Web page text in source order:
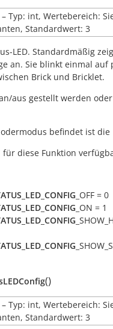
– Typ: int, Wertebereich:
Standardwert: 3
LED. Standardmäßig
an. Sie blinkt einmal auf
Brick und Bricklet.
aus gestellt werden
befindet ist die
für diese Funktion
_OFF = 0
_ON = 1
()
– Typ: int, Wertebereich:
Standardwert: 3